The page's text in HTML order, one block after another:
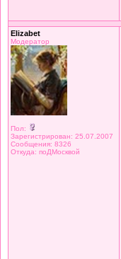
Elizabet
Модератор
Пол:
Зарегистрирован: 25.07.2007
Сообщения: 8326
Откуда: поДМосквой